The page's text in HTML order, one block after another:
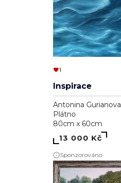
1
Inspirace
Antonina Gurianova
Plátno
80cm x 60cm
13 000 Kč
Sponzorováno